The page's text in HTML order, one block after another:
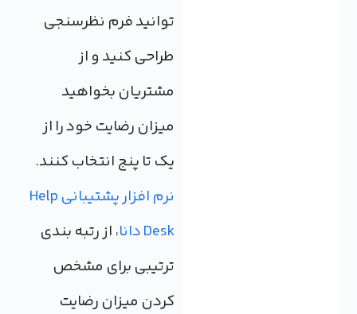
توانید فرم نظرسنجی
طراحی کنید و از
مشتریان بخواهید
میزان رضایت خود را از
یک تا پنج انتخاب کنند.
نرم افزار پشتیبانی Help
Desk دانا
، از رتبه بندی
ترتیبی برای مشخص
کردن میزان رضایت